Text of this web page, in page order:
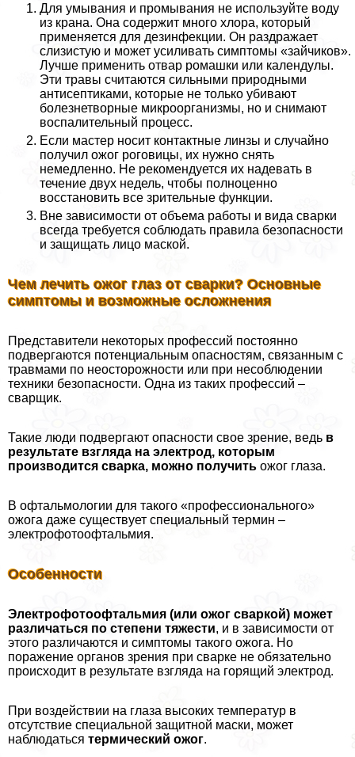
Для умывания и промывания не используйте воду
из крана. Она содержит много хлора, который
применяется для дезинфекции. Он раздражает
слизистую и может усиливать симптомы «зайчиков».
Лучше применить отвар ромашки или календулы.
Эти травы считаются сильными природными
антисептиками, которые не только убивают
болезнетворные микроорганизмы, но и снимают
воспалительный процесс.
Если мастер носит контактные линзы и случайно
получил ожог роговицы, их нужно снять
немедленно. Не рекомендуется их надевать в
течение двух недель, чтобы полноценно
восстановить все зрительные функции.
Вне зависимости от объема работы и вида сварки
всегда требуется соблюдать правила безопасности
и защищать лицо маской.
Чем лечить ожог глаз от сварки? Основные
симптомы и возможные осложнения
Представители некоторых профессий постоянно
подвергаются потенциальным опасностям, связанным с
травмами по неосторожности или при несоблюдении
техники безопасности. Одна из таких профессий –
сварщик.
Такие люди подвергают опасности свое зрение, ведь в
результате взгляда на электрод, которым
производится сварка, можно получить ожог глаза.
В офтальмологии для такого «профессионального»
ожога даже существует специальный термин –
электрофотоофтальмия.
Особенности
Электрофотоофтальмия (или ожог сваркой) может
различаться по степени тяжести, и в зависимости от
этого различаются и симптомы такого ожога. Но
поражение органов зрения при сварке не обязательно
происходит в результате взгляда на горящий электрод.
При воздействии на глаза высоких температур в
отсутствие специальной защитной маски, может
наблюдаться термический ожог.